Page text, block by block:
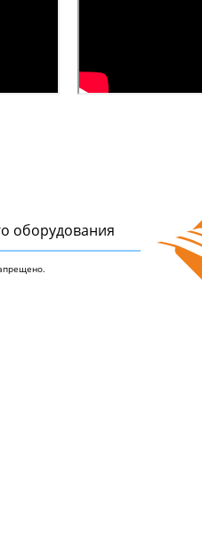
оборудования